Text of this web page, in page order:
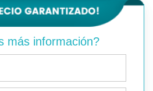
más información?